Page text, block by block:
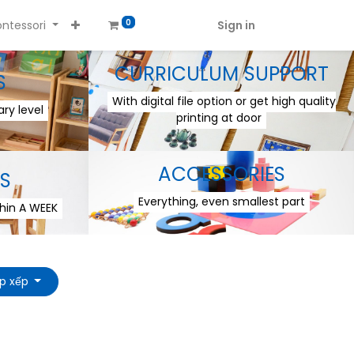
0 Sign in
level
CURRICULUM SUPPORT
With digital file option or get high quality
printing at door
A WEEK
ACCESSORIES
Everything, even smallest part
xếp